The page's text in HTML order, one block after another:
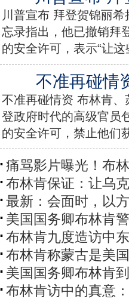
川普宣布 拜登贺锦丽
忘录指出，他已撤销拜
的安全许可，表示“让
不准再碰情
不准再碰情资 布林肯
登政府时代的高级官员
的安全许可，禁止他们
痛骂影片曝光！布
布林肯保证：让乌
最新：会面时，以
美国国务卿布林肯
布林肯九度造访中
布林肯称蒙古是美
美国国务卿布林肯
布林肯访中的真意